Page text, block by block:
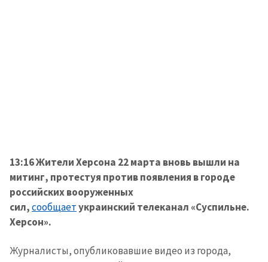
13:16 Жители Херсона 22 марта вновь вышли на
митинг, протестуя против появления в городе
российских вооруженных
сил,сообщаетукраинский телеканал «Суспильне.
Херсон».
Журналисты, опубликовавшие видео из города,